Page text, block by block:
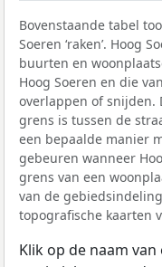
Bovenstaande tabel
Soeren ‘raken’. Hoog
buurten en
Hoog Soeren en die
overlappen of snijden.
grens is tussen de
een bepaalde manier
gebeuren wanneer
grens van een
van de
topografische kaarten
Klik op de naam